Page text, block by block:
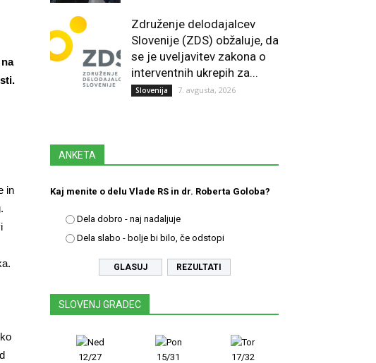
in
Združenje delodajalcev
Slovenije (ZDS) obžaluje, da
se je uveljavitev zakona o
interventnih ukrepih za...
Slovenija 7. avgusta, 2026
ANKETA
Kaj menite o delu Vlade RS in dr. Roberta Goloba?
Dela dobro - naj nadaljuje
Dela slabo - bolje bi bilo, če odstopi
REZULTATI
SLOVENJ GRADEC
12/27
15/31
17/32